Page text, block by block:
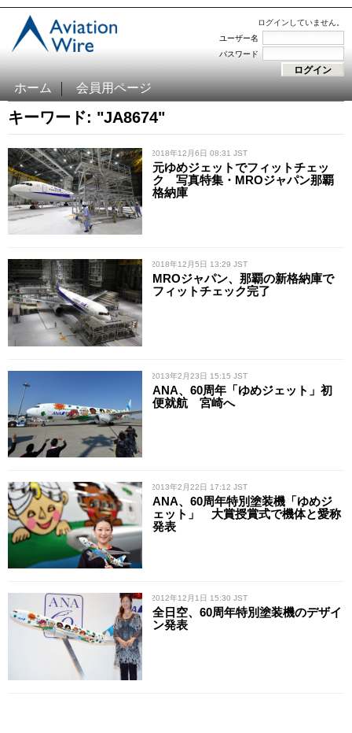
ログインしていません。
ユーザー名
パスワード
ホーム 会員用ページ
キーワード: "JA8674"
/ 2018年12月6日 08:31 JST
元ゆめジェットでフィットチェッ
ク 写真特集・MROジャパン那覇
格納庫
/ 2018年12月5日 13:29 JST
MROジャパン、那覇の新格納庫で
フィットチェック完了
/ 2013年2月23日 15:15 JST
ANA、60周年「ゆめジェット」初
便就航 宮崎へ
/ 2013年2月22日 17:12 JST
ANA、60周年特別塗装機「ゆめジ
ェット」 大賞授賞式で機体と愛称
発表
/ 2012年12月1日 15:30 JST
全日空、60周年特別塗装機のデザイ
ン発表